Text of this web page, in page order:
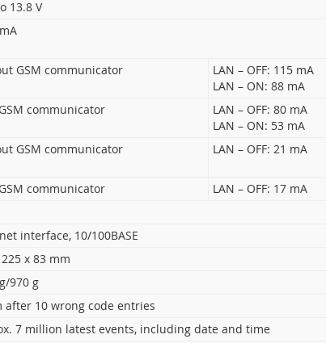
13.8 V
GSM communicator
LAN – OFF: 115 mA
LAN – ON: 88 mA
communicator
LAN – OFF: 80 mA
LAN – ON: 53 mA
GSM communicator LAN – OFF: 21 mA
communicator
LAN – OFF: 17 mA
interface, 10/100BASE
x 83 mm
970 g
after 10 wrong code entries
7 million latest events, including date and time